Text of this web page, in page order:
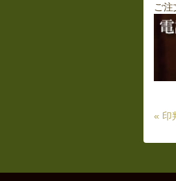
ご注
« 印